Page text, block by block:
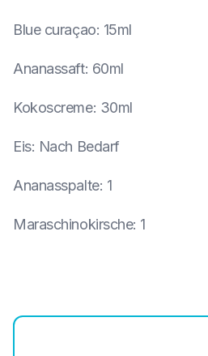
Blue curaçao: 15ml
Ananassaft: 60ml
Kokoscreme: 30ml
Eis: Nach Bedarf
Ananasspalte: 1
Maraschinokirsche: 1